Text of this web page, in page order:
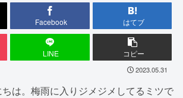
Facebook はてブ
LINE コピー
2023.05.31
は。梅雨に入りジメジメしてるミツで